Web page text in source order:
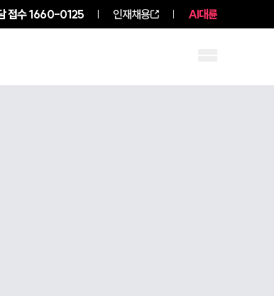
접수1660-0125 인재채용 AI대륜